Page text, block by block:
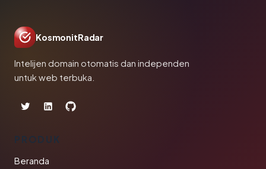
KosmonitRadar
Intelijen domain otomatis dan independen
untuk web terbuka.
PRODUK
Beranda